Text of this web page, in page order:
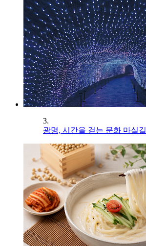
3.
광명, 시간을 걷는 문화 마실길